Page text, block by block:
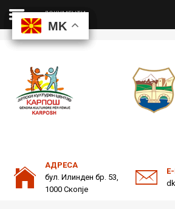
MK
MK
ДКЦ
ОДНОСИ СО ЈАВНОСТ
ДОКУМЕНТИ
MK
MK
АДРЕСА
бул. Илинден бр. 53,
1000 Скопје
Пребарајте на